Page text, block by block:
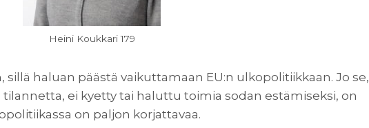
Heini Koukkari 179
sillä haluan päästä vaikuttamaan EU:n ulkopolitiikkaan. Jo se,
ei kyetty tai haluttu toimia sodan estämiseksi, on
on paljon korjattavaa.